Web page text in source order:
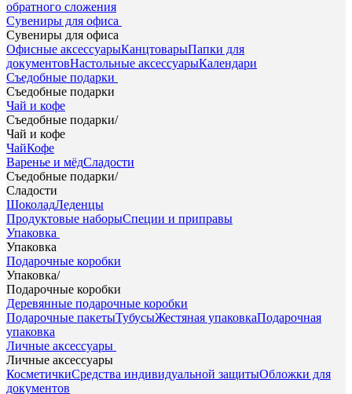
обратного сложения
Сувениры для офиса
Сувениры для офиса
Офисные аксессуарыКанцтоварыПапки для
документовНастольные аксессуарыКалендари
Съедобные подарки
Съедобные подарки
Чай и кофе
Съедобные подарки/
Чай и кофе
ЧайКофе
Варенье и мёдСладости
Съедобные подарки/
Сладости
ШоколадЛеденцы
Продуктовые наборыСпеции и приправы
Упаковка
Упаковка
Подарочные коробки
Упаковка/
Подарочные коробки
Деревянные подарочные коробки
Подарочные пакетыТубусыЖестяная упаковкаПодарочная
упаковка
Личные аксессуары
Личные аксессуары
КосметичкиСредства индивидуальной защитыОбложки для
документов